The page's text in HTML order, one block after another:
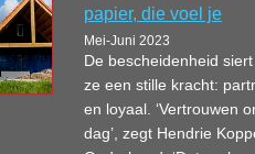
papier, die voel je
Mei-Juni 2023
De bescheidenheid
ze een stille kracht:
en loyaal. ‘Vertrouwen
dag’, zegt Hendrie